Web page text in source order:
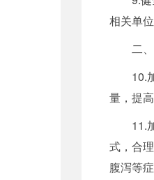
相关单
二
10.
量，提
11.
式，合
腹泻等